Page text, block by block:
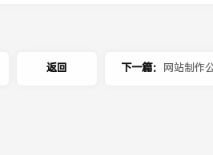
下一篇： 网站制作
返回